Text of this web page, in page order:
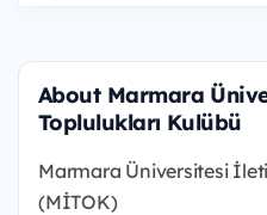
About Marmara
Toplulukları Kulübü
Marmara Üniversitesi
(MİTOK)